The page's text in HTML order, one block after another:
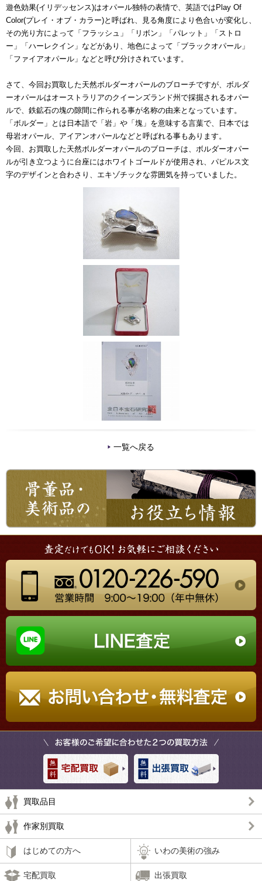
遊色効果(イリデッセンス)はオパール独特の表情で、英語ではPlay Of
Color(プレイ・オブ・カラー)と呼ばれ、見る角度により色合いが変化し、
その光り方によって「フラッシュ」「リボン」「パレット」「ストロ
ー」「ハーレクイン」などがあり、地色によって「ブラックオパール」
「ファイアオパール」などと呼び分けされています。
さて、今回お買取した天然ボルダーオパールのブローチですが、ボルダ
ーオパールはオーストラリアのクイーンズランド州で採掘されるオパー
ルで、鉄鉱石の塊の隙間に作られる事が名称の由来となっています。
「ボルダー」とは日本語で「岩」や「塊」を意味する言葉で、日本では
母岩オパール、アイアンオパールなどと呼ばれる事もあります。
今回、お買取した天然ボルダーオパールのブローチは、ボルダーオパー
ルが引き立つように台座にはホワイトゴールドが使用され、パピルス文
字のデザインと合わさり、エキゾチックな雰囲気を持っていました。
一覧へ戻る
買取品目
作家別買取
はじめての方へ いわの美術の強み
宅配買取 出張買取